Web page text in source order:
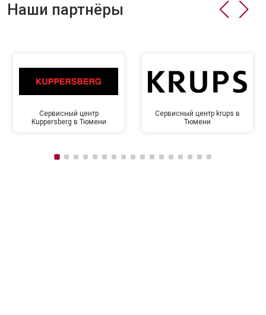
Наши партнёры
Сервисный центр
Kuppersberg в Тюмени
Сервисный центр krups в
Тюмени